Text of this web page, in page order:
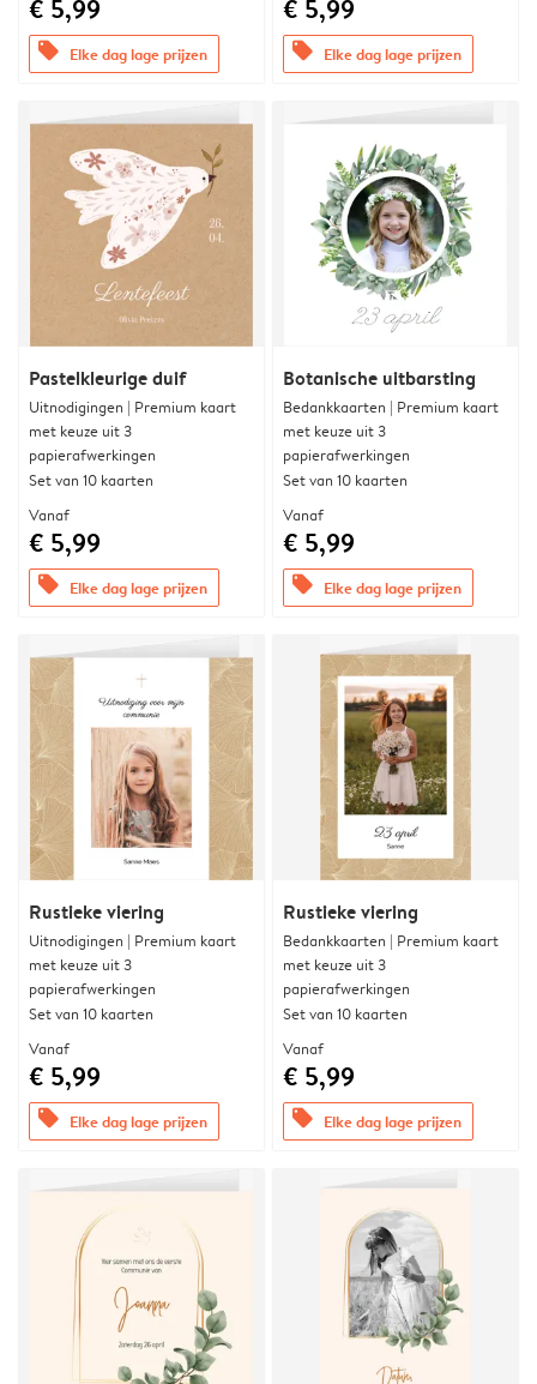
€ 5,99
offers Elke dag lage prijzen
€ 5,99
offers Elke dag lage prijzen
Pastelkleurige duif
Uitnodigingen | Premium kaart
met keuze uit 3
papierafwerkingen
Set van 10 kaarten
Vanaf
€ 5,99
offers Elke dag lage prijzen
Botanische uitbarsting
Bedankkaarten | Premium kaart
met keuze uit 3
papierafwerkingen
Set van 10 kaarten
Vanaf
€ 5,99
offers Elke dag lage prijzen
Rustieke viering
Uitnodigingen | Premium kaart
met keuze uit 3
papierafwerkingen
Set van 10 kaarten
Vanaf
€ 5,99
offers Elke dag lage prijzen
Rustieke viering
Bedankkaarten | Premium kaart
met keuze uit 3
papierafwerkingen
Set van 10 kaarten
Vanaf
€ 5,99
offers Elke dag lage prijzen